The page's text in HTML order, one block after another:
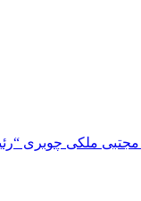
ملکی چوبری